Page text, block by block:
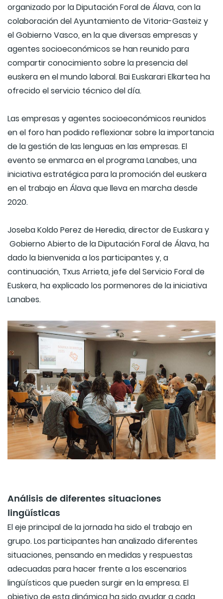
organizado por la Diputación Foral de Álava, con la
colaboración del Ayuntamiento de Vitoria-Gasteiz y
el Gobierno Vasco, en la que diversas empresas y
agentes socioeconómicos se han reunido para
compartir conocimiento sobre la presencia del
euskera en el mundo laboral. Bai Euskarari Elkartea ha
ofrecido el servicio técnico del día.
Las empresas y agentes socioeconómicos reunidos
en el foro han podido reflexionar sobre la importancia
de la gestión de las lenguas en las empresas. El
evento se enmarca en el programa Lanabes, una
iniciativa estratégica para la promoción del euskera
en el trabajo en Álava que lleva en marcha desde
2020.
Joseba Koldo Perez de Heredia, director de Euskara y
Gobierno Abierto de la Diputación Foral de Álava, ha
dado la bienvenida a los participantes y, a
continuación, Txus Arrieta, jefe del Servicio Foral de
Euskera, ha explicado los pormenores de la iniciativa
Lanabes.
Análisis de diferentes situaciones
lingüísticas
El eje principal de la jornada ha sido el trabajo en
grupo. Los participantes han analizado diferentes
situaciones, pensando en medidas y respuestas
adecuadas para hacer frente a los escenarios
lingüísticos que pueden surgir en la empresa. El